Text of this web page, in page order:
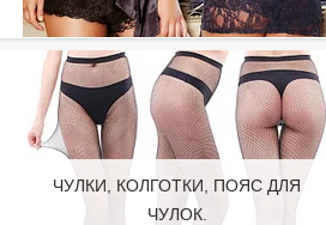
ЧУЛКИ, КОЛГОТКИ, ПОЯС ДЛЯ
ЧУЛОК.